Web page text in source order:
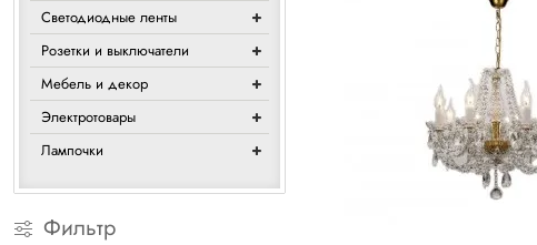
Светодиодные ленты
Розетки и выключатели
Мебель и декор
Электротовары
Лампочки
Фильтр